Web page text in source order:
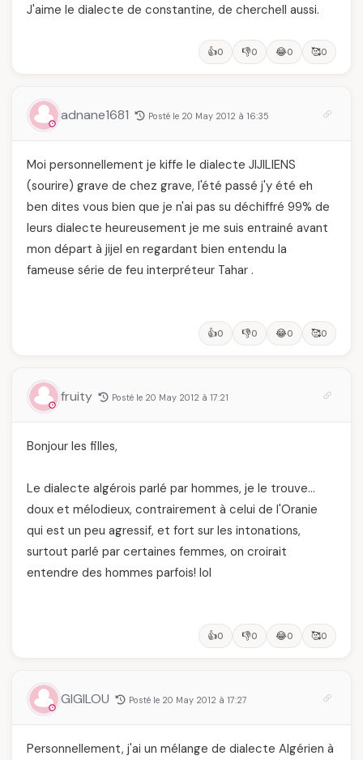
J'aime le dialecte de constantine, de cherchell aussi.
👍0 👎0 😂0 🥰0
adnane1681 Posté le 20 May 2012 à 16:35
Moi personnellement je kiffe le dialecte JIJILIENS
(sourire) grave de chez grave, l'été passé j'y été eh
ben dites vous bien que je n'ai pas su déchiffré 99% de
leurs dialecte heureusement je me suis entrainé avant
mon départ à jijel en regardant bien entendu la
fameuse série de feu interpréteur Tahar .
👍0 👎0 😂0 🥰0
fruity Posté le 20 May 2012 à 17:21
Bonjour les filles,
Le dialecte algérois parlé par hommes, je le trouve…
doux et mélodieux, contrairement à celui de l'Oranie
qui est un peu agressif, et fort sur les intonations,
surtout parlé par certaines femmes, on croirait
entendre des hommes parfois! lol
👍0 👎0 😂0 🥰0
GIGILOU Posté le 20 May 2012 à 17:27
Personnellement, j'ai un mélange de dialecte Algérien à